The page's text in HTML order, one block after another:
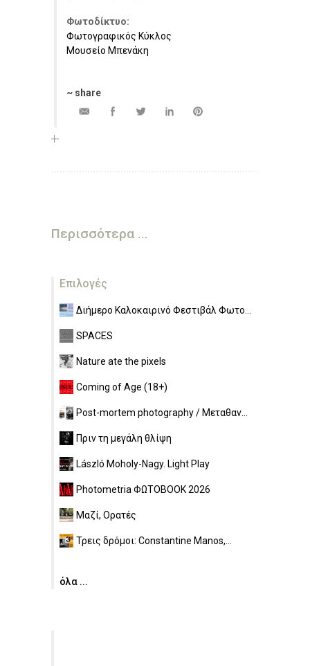
Φωτοδίκτυο:
Φωτογραφικός Κύκλος
Μουσείο Μπενάκη
~ share
Περισσότερα ...
Επιλογές
Διήμερο Καλοκαιρινό Φεστιβάλ Φωτο...
SPACES
Nature ate the pixels
Coming of Age (18+)
Post-mortem photography / Μεταθαν...
Πριν τη μεγάλη θλίψη
László Moholy-Nagy. Light Play
Photometria ΦΩΤΟBOOK 2026
Μαζί, Ορατές
Τρεις δρόμοι: Constantine Manos,...
όλα ...